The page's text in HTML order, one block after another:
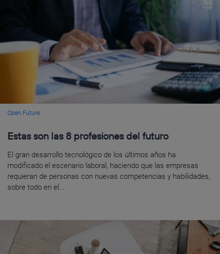
Open Future
Estas son las 8 profesiones del futuro
El gran desarrollo tecnológico de los últimos años ha
modificado el escenario laboral, haciendo que las empresas
requieran de personas con nuevas competencias y habilidades,
sobre todo en el...